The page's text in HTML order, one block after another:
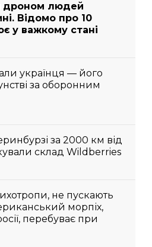
дроном людей
Відомо про 10
у важкому стані
українця — його
за оборонним
за 2000 км від
склад Wildberries
не пускають
морпіх,
перебуває при